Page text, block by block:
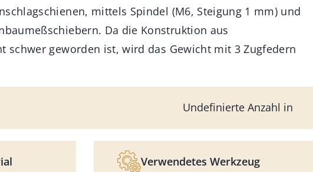
mittels Spindel (M6, Steigung 1 mm) und
Da die Konstruktion aus
schwer geworden ist, wird das Gewicht mit 3 Zugfedern
Undefinierte Anzahl in
Verwendetes Werkzeug